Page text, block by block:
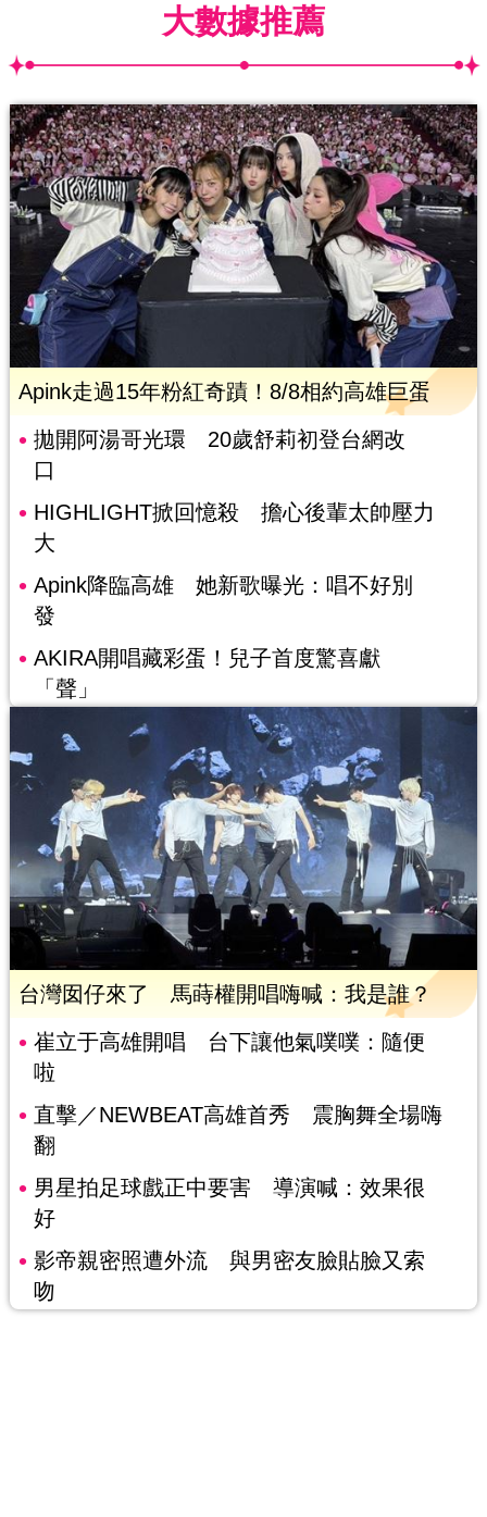
大數據推薦
Apink走過15年粉紅奇蹟！8/8相約高雄巨蛋
拋開阿湯哥光環 20歲舒莉初登台網改
口
HIGHLIGHT掀回憶殺 擔心後輩太帥壓力
大
Apink降臨高雄 她新歌曝光：唱不好別
發
AKIRA開唱藏彩蛋！兒子首度驚喜獻
「聲」
台灣囡仔來了 馬蒔權開唱嗨喊：我是誰？
崔立于高雄開唱 台下讓他氣噗噗：隨便
啦
直擊／NEWBEAT高雄首秀 震胸舞全場嗨
翻
男星拍足球戲正中要害 導演喊：效果很
好
影帝親密照遭外流 與男密友臉貼臉又索
吻